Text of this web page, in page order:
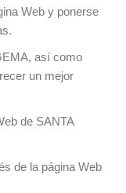
Web y ponerse
así como
un mejor
de SANTA
de la página Web